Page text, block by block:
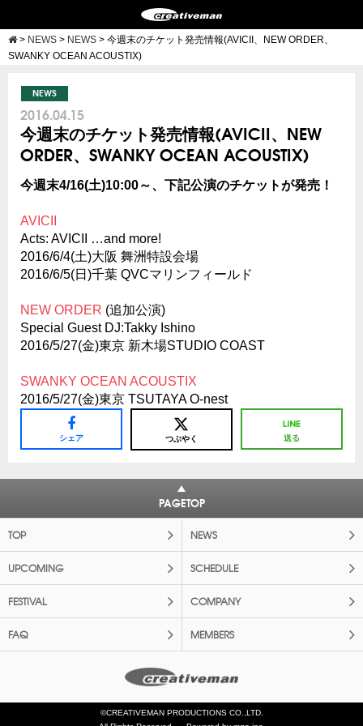
> NEWS > NEWS > 今週末のチケット発売情報(AVICII、NEW ORDER、
SWANKY OCEAN ACOUSTIX)
NEWS
2016.04.15
今週末のチケット発売情報(AVICII、NEW
ORDER、SWANKY OCEAN ACOUSTIX)
今週末4/16(土)10:00～、下記公演のチケットが発売！
AVICII
Acts: AVICII …and more!
2016/6/4(土)大阪 舞洲特設会場
2016/6/5(日)千葉 QVCマリンフィールド
NEW ORDER (追加公演)
Special Guest DJ:Takky Ishino
2016/5/27(金)東京 新木場STUDIO COAST
SWANKY OCEAN ACOUSTIX
2016/5/27(金)東京 TSUTAYA O-nest
シェア つぶやく 送る
PAGETOP
TOP NEWS
UPCOMING SCHEDULE
FESTIVAL COMPANY
FAQ MEMBERS
©CREATIVEMAN PRODUCTIONS CO.,LTD.